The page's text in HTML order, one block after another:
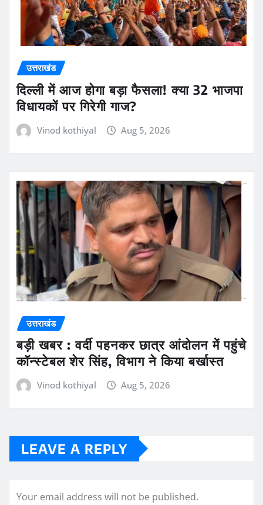
उत्तराखंड
दिल्ली में आज होगा बड़ा फैसला! क्या 32 भाजपा
विधायकों पर गिरेगी गाज?
Vinod kothiyal Aug 5, 2026
उत्तराखंड
बड़ी खबर : वर्दी पहनकर छात्र आंदोलन में पहुंचे
कॉन्स्टेबल शेर सिंह, विभाग ने किया बर्खास्त
Vinod kothiyal Aug 5, 2026
LEAVE A REPLY
Your email address will not be published.